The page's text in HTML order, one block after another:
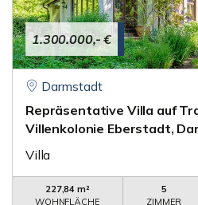
1.300.000,- €
Darmstadt
Repräsentative Villa auf
Villenkolonie Eberstadt,
Villa
227,84 m²
WOHNFLÄCHE
5
ZIMMER